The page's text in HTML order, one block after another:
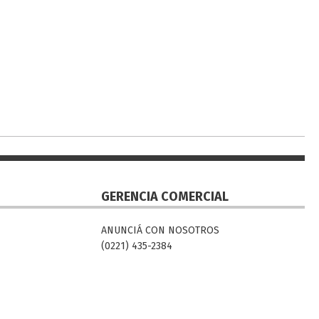
GERENCIA COMERCIAL
ANUNCIÁ CON NOSOTROS
(0221) 435-2384